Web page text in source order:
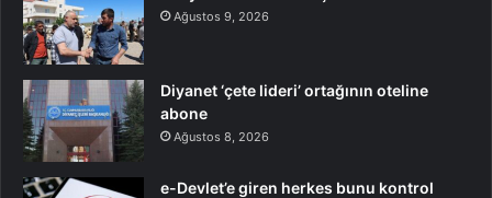
Ağustos 9, 2026
Diyanet ‘çete lideri’ ortağının oteline
abone
Ağustos 8, 2026
e-Devlet’e giren herkes bunu kontrol